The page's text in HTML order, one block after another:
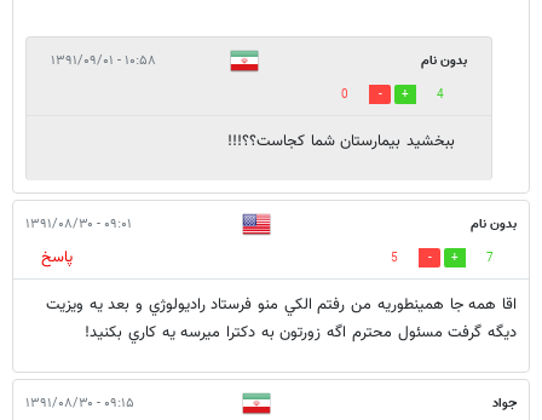
بدون نام ۱۰:۵۸ - ۱۳۹۱/۰۹/۰۱
4
0
ببخشيد بيمارستان شما كجاست؟؟!!!
بدون نام ۰۹:۰۱ - ۱۳۹۱/۰۸/۳۰
7
5
پاسخ
اقا همه جا همينطوريه من رفتم الكي منو فرستاد راديولوژي و بعد يه ويزيت
ديگه گرفت مسئول محترم اگه زورتون به دكترا ميرسه يه كاري بكنيد!
جواد ۰۹:۱۵ - ۱۳۹۱/۰۸/۳۰